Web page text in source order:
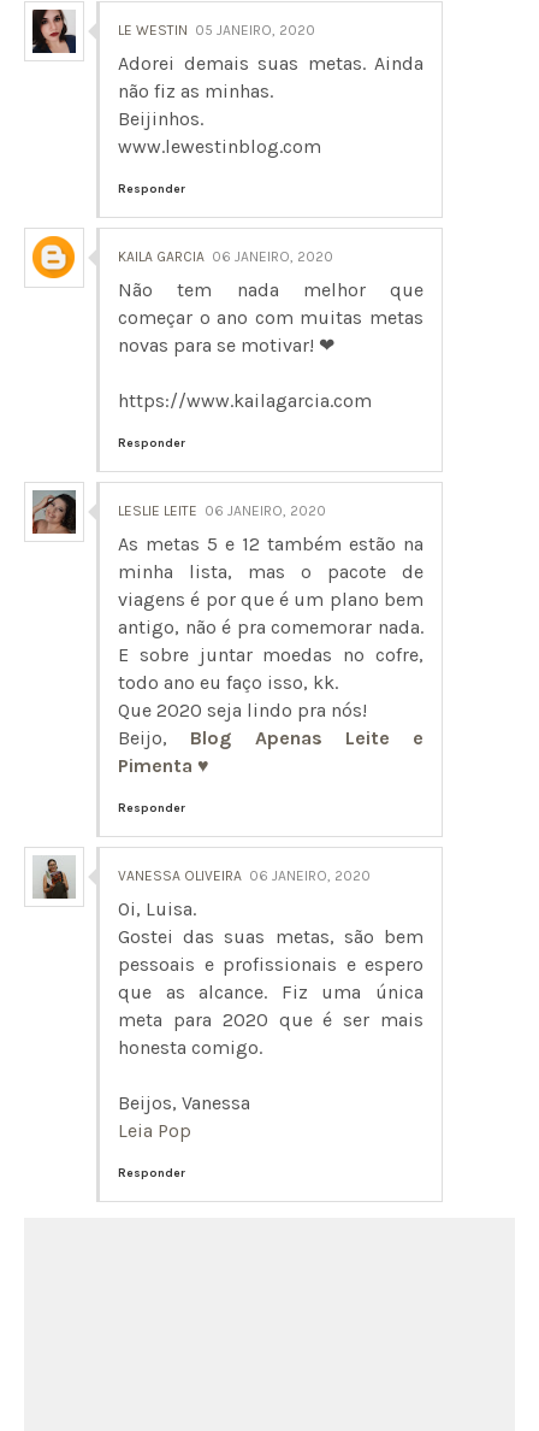
LE WESTIN 05 JANEIRO, 2020
Adorei demais suas metas. Ainda
não fiz as minhas.
Beijinhos.
www.lewestinblog.com
Responder
KAILA GARCIA 06 JANEIRO, 2020
Não tem nada melhor que
começar o ano com muitas metas
novas para se motivar! ❤
https://www.kailagarcia.com
Responder
LESLIE LEITE 06 JANEIRO, 2020
As metas 5 e 12 também estão na
minha lista, mas o pacote de
viagens é por que é um plano bem
antigo, não é pra comemorar nada.
E sobre juntar moedas no cofre,
todo ano eu faço isso, kk.
Que 2020 seja lindo pra nós!
Beijo, Blog Apenas Leite e
Pimenta ♥
Responder
VANESSA OLIVEIRA 06 JANEIRO, 2020
Oi, Luisa.
Gostei das suas metas, são bem
pessoais e profissionais e espero
que as alcance. Fiz uma única
meta para 2020 que é ser mais
honesta comigo.
Beijos, Vanessa
Leia Pop
Responder